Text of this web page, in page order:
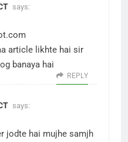
says:
article likhte hai sir
banaya hai
REPLY
says:
jodte hai mujhe samjh